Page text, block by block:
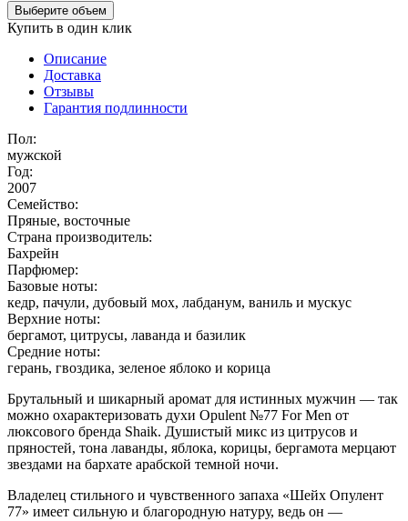
Выберите объем
Купить в один клик
Описание
Доставка
Отзывы
Гарантия подлинности
Пол:
мужской
Год:
2007
Семейство:
Пряные, восточные
Страна производитель:
Бахрейн
Парфюмер:
Базовые ноты:
кедр, пачули, дубовый мох, лабданум, ваниль и мускус
Верхние ноты:
бергамот, цитрусы, лаванда и базилик
Средние ноты:
герань, гвоздика, зеленое яблоко и корица
Брутальный и шикарный аромат для истинных мужчин — так
можно охарактеризовать духи Opulent №77 For Men от
люксового бренда Shaik. Душистый микс из цитрусов и
пряностей, тона лаванды, яблока, корицы, бергамота мерцают
звездами на бархате арабской темной ночи.
Владелец стильного и чувственного запаха «Шейх Опулент
77» имеет сильную и благородную натуру, ведь он —